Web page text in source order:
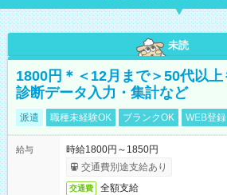
未読
1800円＊＜12月まで＞50代以
診断データ入力・集計など
派遣 職種未経験OK ブランクOK WEB登
給与
時給1800円～1850円
交通費別途支給あり
交通費 全額支給